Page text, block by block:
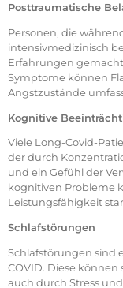
Posttraumatische
Personen, die
intensivmedizinisch
Erfahrungen gemacht
Symptome können
Angstzustände
Kognitive
Viele Long-Covid-
der durch
und ein Gefühl der
kognitiven Probleme
Leistungsfähigkeit
Schlafstörungen
Schlafstörungen sind
COVID. Diese
auch durch Stress